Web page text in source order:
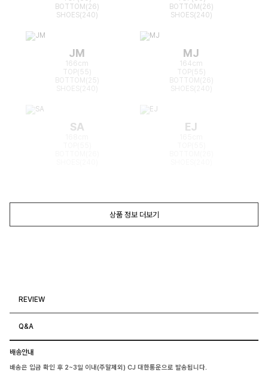
BOTTOM(26)
SHOES(240)
BOTTOM(26)
SHOES(240)
JM
166cm
TOP(55)
BOTTOM(25)
MJ
164cm
TOP(55)
BOTTOM(26)
SA EJ
상품 정보 더보기
REVIEW
Q&A
배송안내
배송은 입금 확인 후 2~3일 이내(주말제외) CJ 대한통운으로 발송됩니다.